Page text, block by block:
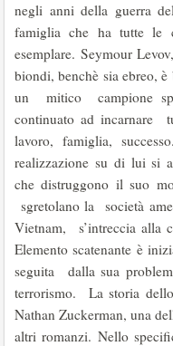
negli anni della guerra
famiglia che ha tutte le
esemplare. Seymour
biondi, benchè sia ebreo,
un mitico campione
continuato ad incarnare
lavoro, famiglia,
realizzazione su di lui si
che distruggono il suo
sgretolano la società
Vietnam, s’intreccia alla
Elemento scatenante è
seguita dalla sua
terrorismo. La storia
Nathan Zuckerman, una
altri romanzi. Nello